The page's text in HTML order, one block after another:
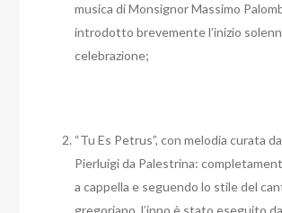
musica di Monsignor Massimo
introdotto brevemente l’inizio
celebrazione;
“Tu Es Petrus”, con melodia curata
Pierluigi da Palestrina:
a cappella e seguendo lo stile del
gregoriano, l’inno è stato eseguito